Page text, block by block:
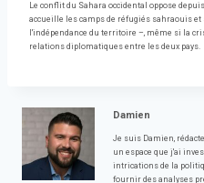
Le conflit du Sahara occidental oppose
accueille les camps de réfugiés sahraouis
l'indépendance du territoire –, même si la
relations diplomatiques entre les deux pays.
Damien
Je suis Damien,
un espace que j'ai
intrications de la
fournir des analyses